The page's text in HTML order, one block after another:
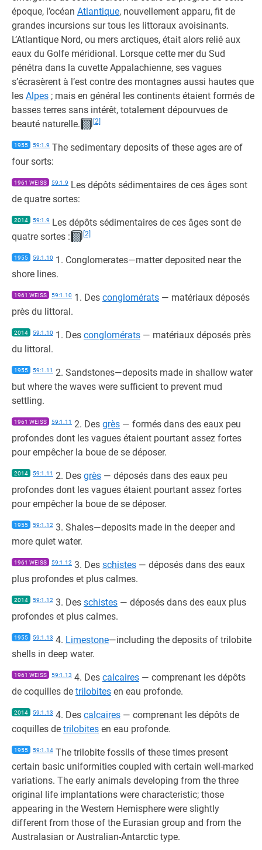
époque, l’océan Atlantique, nouvellement apparu, fit de
grandes incursions sur tous les littoraux avoisinants.
L’Atlantique Nord, ou mers arctiques, était alors relié aux
eaux du Golfe méridional. Lorsque cette mer du Sud
pénétra dans la cuvette Appalachienne, ses vagues
s’écrasèrent à l’est contre des montagnes aussi hautes que
les Alpes ; mais en général les continents étaient formés de
basses terres sans intérêt, totalement dépourvues de
beauté naturelle.
[2]
1955 59:1.9 The sedimentary deposits of these ages are of
four sorts:
1961 WEISS 59:1.9 Les dépôts sédimentaires de ces âges sont
de quatre sortes:
2014 59:1.9 Les dépôts sédimentaires de ces âges sont de
quatre sortes :
[2]
1955 59:1.10 1. Conglomerates—matter deposited near the
shore lines.
1961 WEISS 59:1.10 1. Des conglomérats — matériaux déposés
près du littoral.
2014 59:1.10 1. Des conglomérats — matériaux déposés près
du littoral.
1955 59:1.11
2. Sandstones—deposits made in shallow water
but where the waves were sufficient to prevent mud
settling.
1961 WEISS 59:1.11 2. Des grès — formés dans des eaux peu
profondes dont les vagues étaient pourtant assez fortes
pour empêcher la boue de se déposer.
2014 59:1.11 2. Des grès — déposés dans des eaux peu
profondes dont les vagues étaient pourtant assez fortes
pour empêcher la boue de se déposer.
1955 59:1.12 3. Shales—deposits made in the deeper and
more quiet water.
1961 WEISS 59:1.12 3. Des schistes — déposés dans des eaux
plus profondes et plus calmes.
2014 59:1.12 3. Des schistes — déposés dans des eaux plus
profondes et plus calmes.
1955 59:1.13 4. Limestone—including the deposits of trilobite
shells in deep water.
1961 WEISS 59:1.13 4. Des calcaires — comprenant les dépôts
de coquilles de trilobites en eau profonde.
2014 59:1.13 4. Des calcaires — comprenant les dépôts de
coquilles de trilobites en eau profonde.
1955 59:1.14 The trilobite fossils of these times present
certain basic uniformities coupled with certain well-marked
variations. The early animals developing from the three
original life implantations were characteristic; those
appearing in the Western Hemisphere were slightly
different from those of the Eurasian group and from the
Australasian or Australian-Antarctic type.